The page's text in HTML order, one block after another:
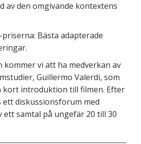
av den omgivande kontextens
priserna: Bästa adapterade
kommer vi att ha medverkan av
Guillermo Valerdi, som
kort introduktion till filmen. Efter
diskussionsforum med
ett samtal på ungefär 20 till 30